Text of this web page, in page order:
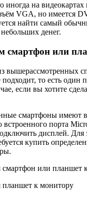
иногда на
VGA, но имеется
найти самый
денег.
смартфон или
вышерассмотренных
то есть один
если вы хотите
смартфоны имеют
порта
дисплей. Для
купить